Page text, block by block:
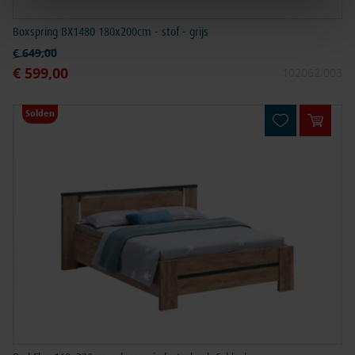
Boxspring BX1480 180x200cm - stof - grijs
Speciale prijs
€ 599,00
Normale prijs
€ 649,00
Solden
In